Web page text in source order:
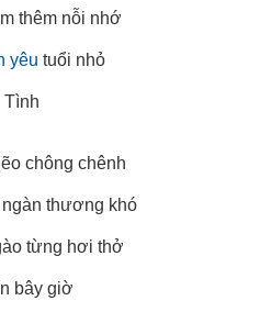
thêm nỗi nhớ
yêu tuổi nhỏ
Tình
chông chênh
thương khó
từng hơi thở
bây giờ